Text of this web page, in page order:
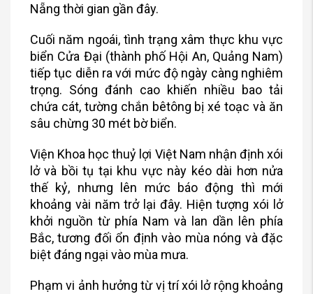
Nẵng thời gian gần đây.
Cuối năm ngoái, tình trạng xâm thực khu vực
biển Cửa Đại (thành phố Hội An, Quảng Nam)
tiếp tục diễn ra với mức độ ngày càng nghiêm
trọng. Sóng đánh cao khiến nhiều bao tải
chứa cát, tường chắn bêtông bị xé toạc và ăn
sâu chừng 30 mét bờ biển.
Viện Khoa học thuỷ lợi Việt Nam nhận định xói
lở và bồi tụ tại khu vực này kéo dài hơn nửa
thế kỷ, nhưng lên mức báo động thì mới
khoảng vài năm trở lại đây. Hiện tượng xói lở
khởi nguồn từ phía Nam và lan dần lên phía
Bắc, tương đối ổn định vào mùa nóng và đặc
biệt đáng ngại vào mùa mưa.
Phạm vi ảnh hưởng từ vị trí xói lở rộng khoảng